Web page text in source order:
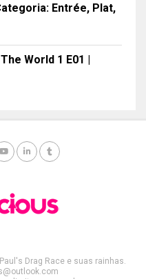
Entrée, Plat,
World 1 E01 |
Drag Race e suas rainhas.